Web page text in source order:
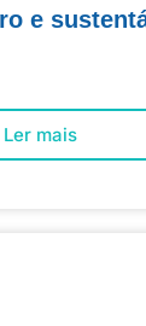
e
Ler mais